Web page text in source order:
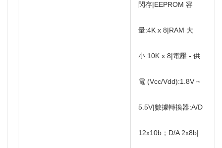
閃存|EEPROM 容
量:4K x 8|RAM 大
小:10K x 8|電壓 - 供
電 (Vcc/Vdd):1.8V ~
5.5V|數據轉換器:A/D
12x10b；D/A 2x8b|